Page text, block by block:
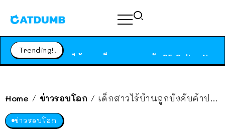
Trending!!
Home / ข่าวรอบโลก / เด็กสาวไร้บ้านถูกบังคับค้าประเวณี-โดนชายนับร้อยขืนใจ กลายเป็นคดีสะเทือนใจในอินเดีย
ข่าวรอบโลก